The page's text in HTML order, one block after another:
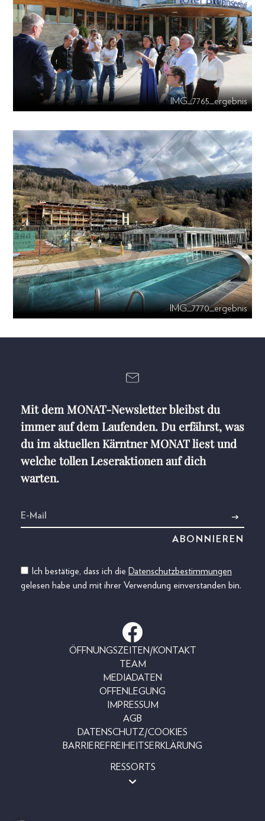
IMG_7765_ergebnis
IMG_7770_ergebnis
Mit dem MONAT-Newsletter bleibst du
immer auf dem Laufenden. Du erfährst, was
du im aktuellen Kärntner MONAT liest und
welche tollen Leseraktionen auf dich
warten.
Ich bestätige, dass ich die Datenschutzbestimmungen
gelesen habe und mit ihrer Verwendung einverstanden bin.
ÖFFNUNGSZEITEN/KONTAKT
TEAM
MEDIADATEN
OFFENLEGUNG
IMPRESSUM
AGB
DATENSCHUTZ/COOKIES
BARRIEREFREIHEITSERKLÄRUNG
RESSORTS